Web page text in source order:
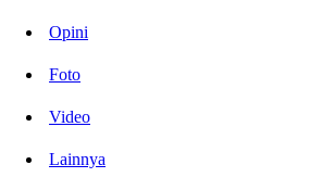
Opini
Foto
Video
Lainnya